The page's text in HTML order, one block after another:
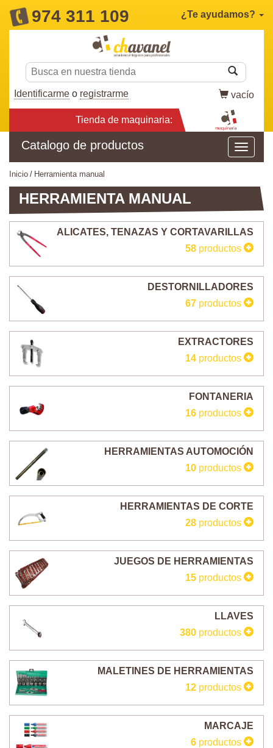
974 311 109 ¿Te ayudamos?
Identificarme o registrarme vacío
Tienda de maquinaria:
Catalogo de productos
inicio herramienta manual
HERRAMIENTA MANUAL
ALICATES, TENAZAS Y CORTAVARILLAS
58 productos
DESTORNILLADORES
67 productos
EXTRACTORES
14 productos
FONTANERIA
16 productos
HERRAMIENTAS AUTOMOCIÓN
10 productos
HERRAMIENTAS DE CORTE
28 productos
JUEGOS DE HERRAMIENTAS
15 productos
LLAVES
380 productos
MALETINES DE HERRAMIENTAS
12 productos
MARCAJE
6 productos